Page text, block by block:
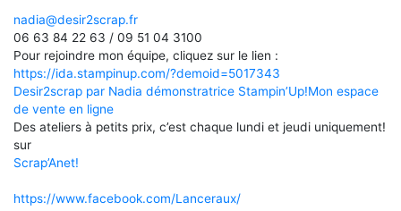
nadia@desir2scrap.fr
06 63 84 22 63 / 09 51 04 3100
Pour rejoindre mon équipe, cliquez sur le lien :
https://ida.stampinup.com/?demoid=5017343
Desir2scrap par Nadia démonstratrice Stampin’Up!Mon espace
de vente en ligne
Des ateliers à petits prix, c’est chaque lundi et jeudi uniquement!
sur
Scrap’Anet!
https://www.facebook.com/Lanceraux/